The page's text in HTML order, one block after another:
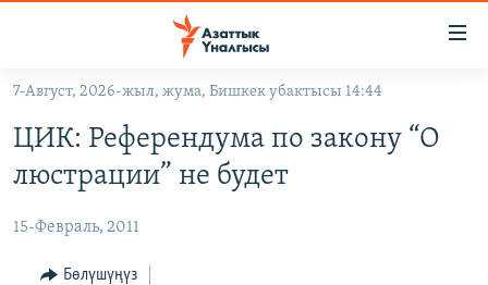
Навигацияга
өтүңүз
Издөөгө
салыңыз
КЫРГЫЗСТАН
КЫРГЫЗСТАН
САЯСАТ
ЭКОНОМИКА
ДҮЙНӨ
ДҮЙНӨ
БОРБОР АЗИЯ
УКРАИНА
АТАЙЫН ИЛИКТӨӨ
7-Август, 2026-жыл, жума, Бишкек убактысы 14:44
ЦИК: Референдума по закону “О
люстрации” не будет
15-Февраль, 2011
Бөлүшүңүз